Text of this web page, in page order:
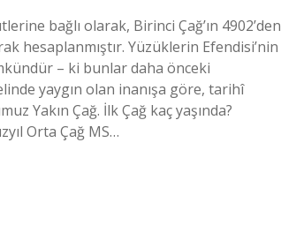
bağlı olarak, Birinci Çağ’ın 4902’den
hesaplanmıştır. Yüzüklerin Efendisi’nin
– ki bunlar daha önceki
yaygın olan inanışa göre, tarihî
Yakın Çağ. İlk Çağ kaç yaşında?
Orta Çağ MS…